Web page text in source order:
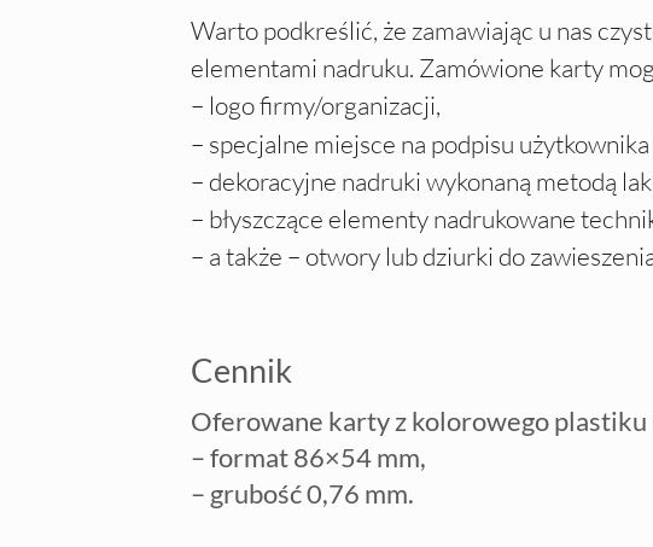
Warto podkreślić, że zamawiając u nas
elementami nadruku. Zamówione karty
– logo firmy/organizacji,
– specjalne miejsce na podpisu
– dekoracyjne nadruki wykonaną metodą
– błyszczące elementy nadrukowane
– a także – otwory lub dziurki do
Cennik
Oferowane karty z kolorowego
– format 86×54 mm,
– grubość 0,76 mm.